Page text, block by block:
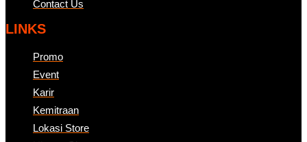
Contact Us
LINKS
Promo
Event
Karir
Kemitraan
Lokasi Store